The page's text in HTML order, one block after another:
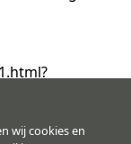
wij cookies en